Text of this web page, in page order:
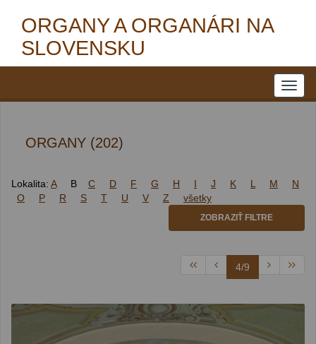
ORGANY A ORGANÁRI NA
SLOVENSKU
ORGANY (202)
Lokalita: AB C D F G H I J K L M
N
O
P R S T U V Z všetky
ZOBRAZIŤ FILTRE
4/9